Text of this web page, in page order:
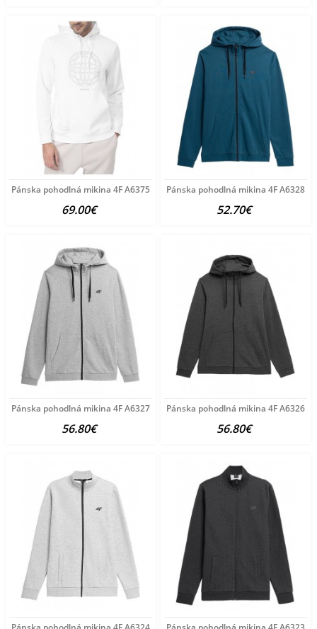
Pánska pohodlná mikina 4F A6375
69.00€
Pánska pohodlná mikina 4F A6328
52.70€
Pánska pohodlná mikina 4F A6327
56.80€
Pánska pohodlná mikina 4F A6326
56.80€